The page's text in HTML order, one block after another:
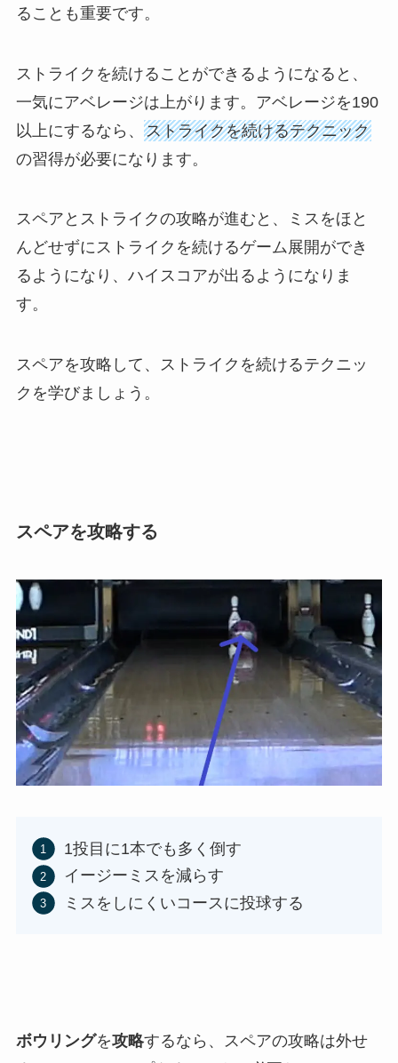
ることも重要です。
ストライクを続けることができるようになると、
一気にアベレージは上がります。アベレージを190
以上にするなら、 ストライクを続けるテクニック
の習得が必要になります。
スペアとストライクの攻略が進むと、ミスをほと
んどせずにストライクを続けるゲーム展開ができ
るようになり、ハイスコアが出るようになりま
す。
スペアを攻略して、ストライクを続けるテクニッ
クを学びましょう。
スペアを攻略する
1投目に1本でも多く倒す
イージーミスを減らす
ミスをしにくいコースに投球する
ボウリングを攻略するなら、スペアの攻略は外せ